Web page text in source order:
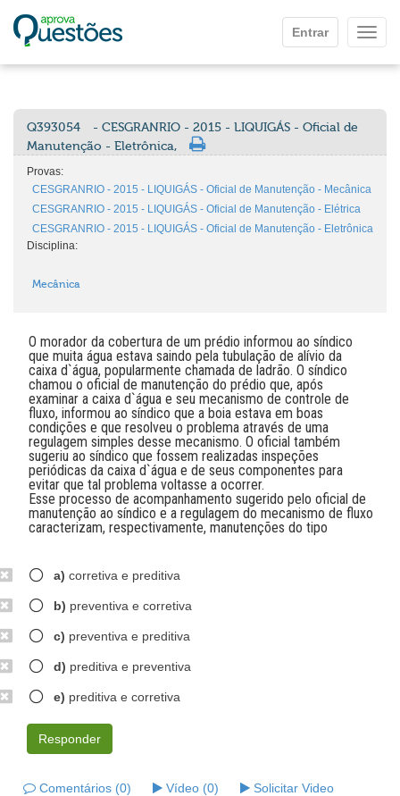
Entrar
Q393054
- CESGRANRIO - 2015 - LIQUIGÁS - Oficial de
Manutenção - Eletrônica,
Provas:
CESGRANRIO - 2015 - LIQUIGÁS - Oficial de Manutenção - Mecânica
CESGRANRIO - 2015 - LIQUIGÁS - Oficial de Manutenção - Elétrica
CESGRANRIO - 2015 - LIQUIGÁS - Oficial de Manutenção - Eletrônica
Disciplina:
Mecânica
O morador da cobertura de um prédio informou ao síndico
que muita água estava saindo pela tubulação de alívio da
caixa d`água, popularmente chamada de ladrão. O síndico
chamou o oficial de manutenção do prédio que, após
examinar a caixa d`água e seu mecanismo de controle de
fluxo, informou ao síndico que a boia estava em boas
condições e que resolveu o problema através de uma
regulagem simples desse mecanismo. O oficial também
sugeriu ao síndico que fossem realizadas inspeções
periódicas da caixa d`água e de seus componentes para
evitar que tal problema voltasse a ocorrer.
Esse processo de acompanhamento sugerido pelo oficial de
manutenção ao síndico e a regulagem do mecanismo de fluxo
caracterizam, respectivamente, manutenções do tipo
a) corretiva e preditiva
b) preventiva e corretiva
c) preventiva e preditiva
d) preditiva e preventiva
e) preditiva e corretiva
Responder
Comentários (0) Vídeo (0)
Solicitar Video